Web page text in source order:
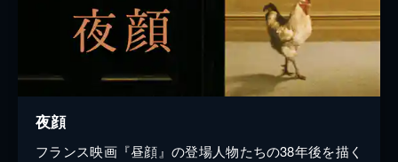
夜顔
フランス映画『昼顔』の登場人物たちの38年後を描く